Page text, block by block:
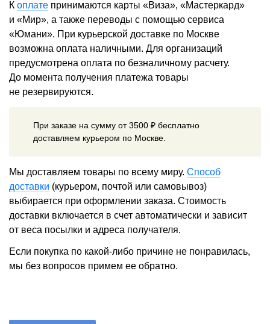
К оплате принимаются карты «Виза», «Мастеркард»
и «Мир», а также переводы с помощью сервиса
«Юмани». При курьерской доставке по Москве
возможна оплата наличными. Для организаций
предусмотрена оплата по безналичному расчету.
До момента получения платежа товары
не резервируются.
При заказе на сумму от 3500 ₽ бесплатно
доставляем курьером по Москве.
Мы доставляем товары по всему миру. Способ
доставки (курьером, почтой или самовывоз)
выбирается при оформлении заказа. Стоимость
доставки включается в счет автоматически и зависит
от веса посылки и адреса получателя.
Если покупка по какой-либо причине не понравилась,
мы без вопросов примем ее обратно.